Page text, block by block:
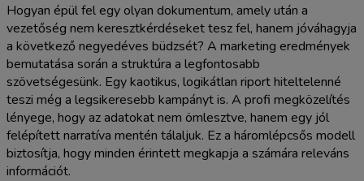
Hogyan épül fel egy olyan dokumentum, amely után a
vezetőség nem keresztkérdéseket tesz fel, hanem jóváhagyja
a következő negyedéves büdzsét? A marketing eredmények
bemutatása során a struktúra a legfontosabb
szövetségesünk. Egy kaotikus, logikátlan riport hiteltelenné
teszi még a legsikeresebb kampányt is. A profi megközelítés
lényege, hogy az adatokat nem ömlesztve, hanem egy jól
felépített narratíva mentén tálaljuk. Ez a háromlépcsős modell
biztosítja, hogy minden érintett megkapja a számára releváns
információt.